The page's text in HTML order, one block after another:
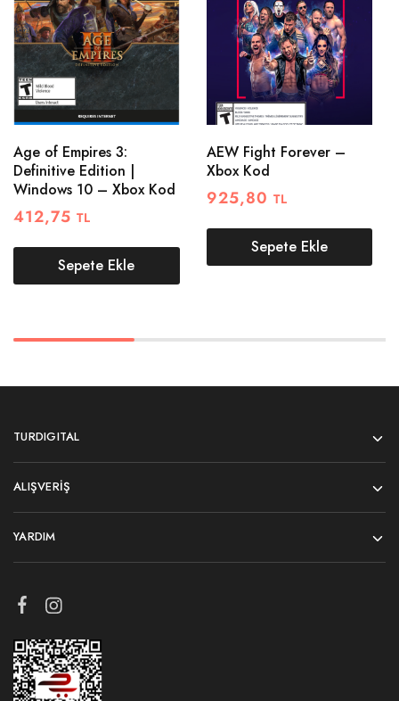
Age of Empires 3:
Definitive Edition |
Windows 10 – Xbox Kod
412,75 TL
Sepete Ekle
AEW Fight Forever –
Xbox Kod
925,80 TL
Sepete Ekle
TURDIGITAL
ALIŞVERIŞ
YARDIM